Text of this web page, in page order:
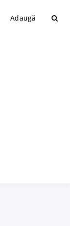
Adaugă